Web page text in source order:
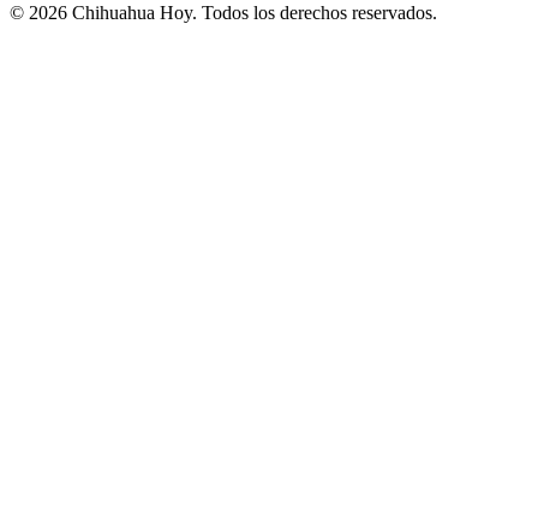
© 2026 Chihuahua Hoy. Todos los derechos reservados.